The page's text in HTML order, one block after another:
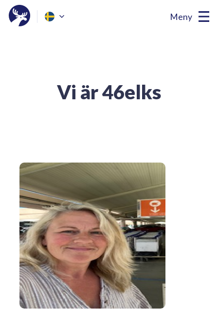
Meny
Vi är 46elks